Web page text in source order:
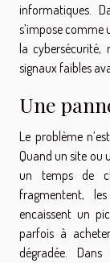
informatiques.
s’impose comme
la cybersécurité,
signaux faibles
Une
Le problème
Quand un site ou
un temps de
fragmentent,
encaissent un
parfois à
dégradée.